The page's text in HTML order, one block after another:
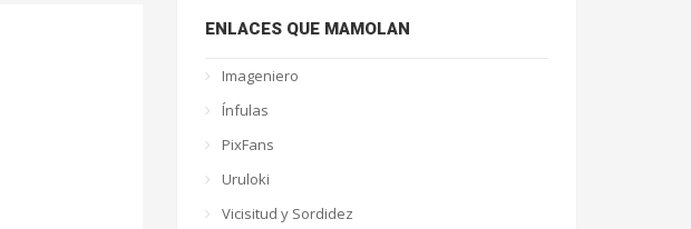
ENLACES QUE MAMOLAN
Imageniero
Ínfulas
PixFans
Uruloki
Vicisitud y Sordidez